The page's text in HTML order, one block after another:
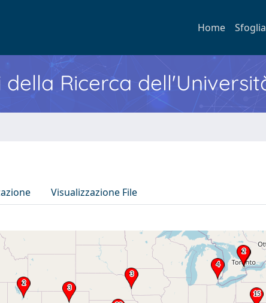
Home Sfoglia
Ricerca
Visualizzazione File